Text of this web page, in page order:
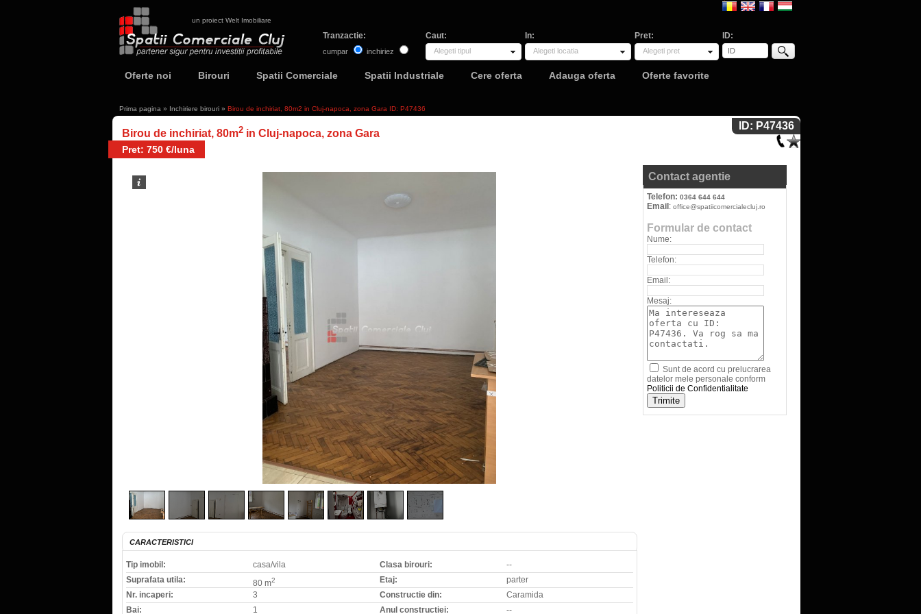
un proiect Welt Imobiliare
Tranzactie:
cumpar inchiriez
Caut:
Alegeti tipul
In:
Alegeti locatia
Pret:
Alegeti pret
ID:
Oferte noi Birouri Spatii Comerciale Spatii Industriale Cere oferta Adauga oferta Oferte favorite
Prima pagina » Inchiriere birouri » Birou de inchiriat, 80m2 in Cluj-napoca, zona Gara ID: P47436
Birou de inchiriat, 80m2 in Cluj-napoca, zona Gara
Pret: 750 €/luna
ID: P47436
CARACTERISTICI
Tip imobil:
casa/vila
Suprafata utila:
80 m2
Nr. incaperi:
3
Bai:
1
Clasa birouri:
--
Etaj:
parter
Constructie din:
Caramida
Anul constructiei:
--
Contact agentie
Telefon: 0364 644 644
Email : office@spatiicomercialecluj.ro
Formular de contact
Nume:
Telefon:
Email:
Mesaj:
Sunt de acord cu prelucrarea
datelor mele personale conform
Politicii de Confidentialitate